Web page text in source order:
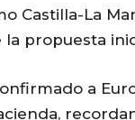
Castilla-La
propuesta
a